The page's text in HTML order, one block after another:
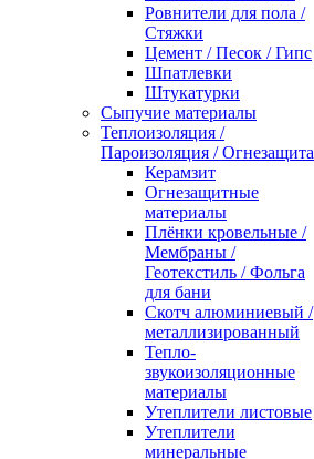
Ровнители для пола /
Стяжки
Цемент / Песок / Гипс
Шпатлевки
Штукатурки
Сыпучие материалы
Теплоизоляция /
Пароизоляция / Огнезащита
Керамзит
Огнезащитные
материалы
Плёнки кровельные /
Мембраны /
Геотекстиль / Фольга
для бани
Скотч алюминиевый /
металлизированный
Тепло-
звукоизоляционные
материалы
Утеплители листовые
Утеплители
минеральные